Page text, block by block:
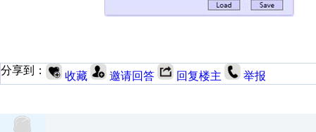
分享到： 收藏 邀请回答 回复楼主 举报